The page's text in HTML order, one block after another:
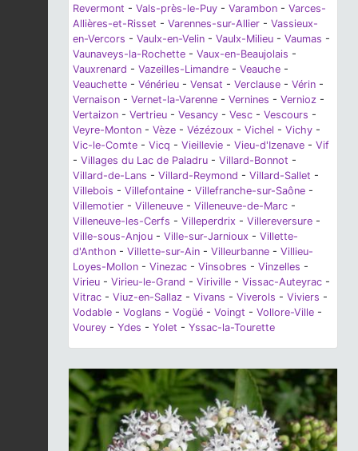
Revermont - Vals-près-le-Puy - Varambon - Varces-
Allières-et-Risset - Varennes-sur-Allier - Vassieux-
en-Vercors - Vaulx-en-Velin - Vaulx-Milieu - Vaumas -
Vaunaveys-la-Rochette - Vaux-en-Beaujolais -
Vauxrenard - Vazeilles-Limandre - Veauche -
Veauchette - Vénérieu - Vensat - Verclause - Vérin -
Vernaison - Vernet-la-Varenne - Vernines - Vernioz -
Vertaizon - Vertrieu - Vesancy - Vesc - Vescours -
Veyre-Monton - Vèze - Vézézoux - Vichel - Vichy -
Vic-le-Comte - Vicq - Vieillevie - Vieu-d'Izenave - Vif
- Villages du Lac de Paladru - Villard-Bonnot -
Villard-de-Lans - Villard-Reymond - Villard-Sallet -
Villebois - Villefontaine - Villefranche-sur-Saône -
Villemotier - Villeneuve - Villeneuve-de-Marc -
Villeneuve-les-Cerfs - Villeperdrix - Villereversure -
Ville-sous-Anjou - Ville-sur-Jarnioux - Villette-
d'Anthon - Villette-sur-Ain - Villeurbanne - Villieu-
Loyes-Mollon - Vinezac - Vinsobres - Vinzelles -
Virieu - Virieu-le-Grand - Viriville - Vissac-Auteyrac -
Vitrac - Viuz-en-Sallaz - Vivans - Viverols - Viviers -
Vodable - Voglans - Vogüé - Voingt - Vollore-Ville -
Vourey - Ydes - Yolet - Yssac-la-Tourette